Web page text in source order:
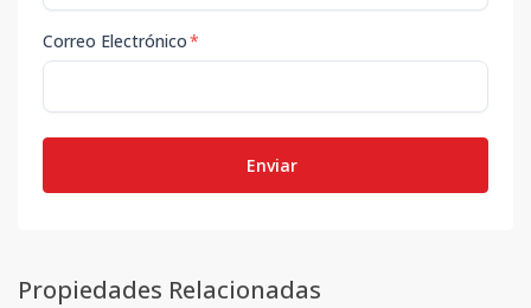
Correo Electrónico*
Enviar
Propiedades Relacionadas